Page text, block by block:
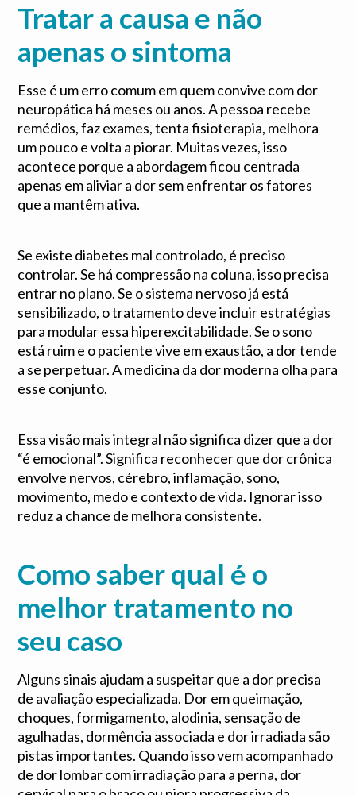
Tratar a causa e não
apenas o sintoma
Esse é um erro comum em quem convive com dor
neuropática há meses ou anos. A pessoa recebe
remédios, faz exames, tenta fisioterapia, melhora
um pouco e volta a piorar. Muitas vezes, isso
acontece porque a abordagem ficou centrada
apenas em aliviar a dor sem enfrentar os fatores
que a mantêm ativa.
Se existe diabetes mal controlado, é preciso
controlar. Se há compressão na coluna, isso precisa
entrar no plano. Se o sistema nervoso já está
sensibilizado, o tratamento deve incluir estratégias
para modular essa hiperexcitabilidade. Se o sono
está ruim e o paciente vive em exaustão, a dor tende
a se perpetuar. A medicina da dor moderna olha para
esse conjunto.
Essa visão mais integral não significa dizer que a dor
“é emocional”. Significa reconhecer que dor crônica
envolve nervos, cérebro, inflamação, sono,
movimento, medo e contexto de vida. Ignorar isso
reduz a chance de melhora consistente.
Como saber qual é o
melhor tratamento no
seu caso
Alguns sinais ajudam a suspeitar que a dor precisa
de avaliação especializada. Dor em queimação,
choques, formigamento, alodinia, sensação de
agulhadas, dormência associada e dor irradiada são
pistas importantes. Quando isso vem acompanhado
de dor lombar com irradiação para a perna, dor